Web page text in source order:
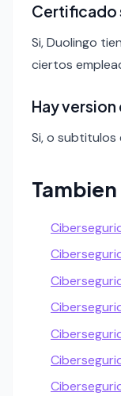
Certificado
Si, Duolingo
ciertos
Hay
Si, o subtitulos